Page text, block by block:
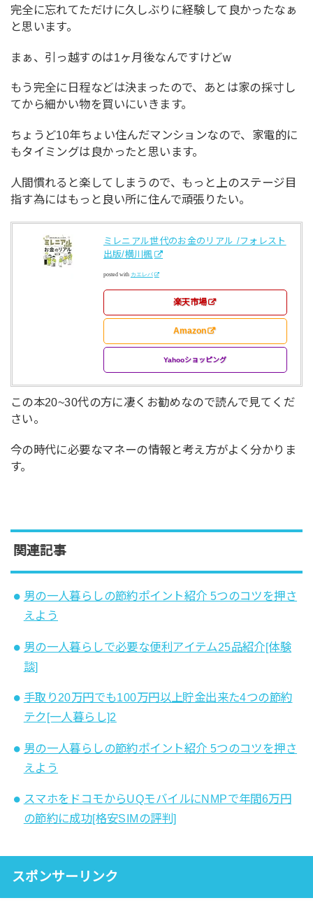
完全に忘れてただけに久しぶりに経験して良かったなぁ
と思います。
まぁ、引っ越すのは1ヶ月後なんですけどw
もう完全に日程などは決まったので、あとは家の採寸し
てから細かい物を買いにいきます。
ちょうど10年ちょい住んだマンションなので、家電的に
もタイミングは良かったと思います。
人間慣れると楽してしまうので、もっと上のステージ目
指す為にはもっと良い所に住んで頑張りたい。
ミレニアル世代のお金のリアル /フォレスト
出版/横川楓
posted with カエレバ
楽天市場
Amazon
Yahooショッピング
この本20~30代の方に凄くお勧めなので読んで見てくだ
さい。
今の時代に必要なマネーの情報と考え方がよく分かりま
す。
関連記事
男の一人暮らしの節約ポイント紹介 5つのコツを押さ
えよう
男の一人暮らしで必要な便利アイテム25品紹介[体験
談]
手取り20万円でも100万円以上貯金出来た4つの節約
テク[一人暮らし]2
男の一人暮らしの節約ポイント紹介 5つのコツを押さ
えよう
スマホをドコモからUQモバイルにNMPで年間6万円
の節約に成功[格安SIMの評判]
スポンサーリンク